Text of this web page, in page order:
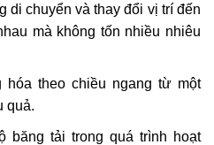
di chuyển và thay đổi vị trí đến
mà không tốn nhiều nhiêu
hóa theo chiều ngang từ một
quả.
băng tải trong quá trình hoạt